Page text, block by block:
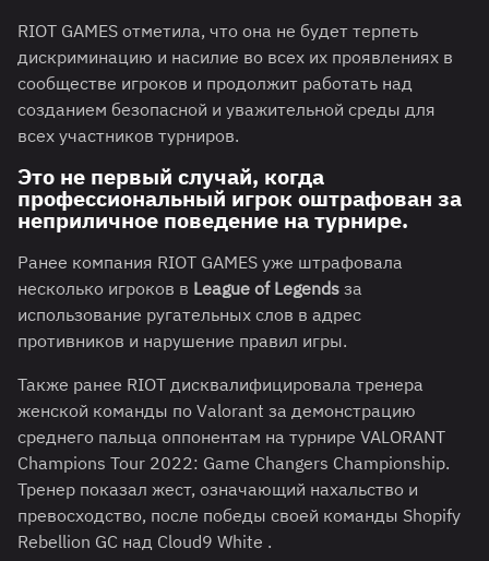
RIOT GAMES отметила, что она не будет терпеть
дискриминацию и насилие во всех их проявлениях в
сообществе игроков и продолжит работать над
созданием безопасной и уважительной среды для
всех участников турниров.
Это не первый случай, когда
профессиональный игрок оштрафован за
неприличное поведение на турнире.
Ранее компания RIOT GAMES уже штрафовала
несколько игроков в League of Legends за
использование ругательных слов в адрес
противников и нарушение правил игры.
Также ранее RIOT дисквалифицировала тренера
женской команды по Valorant за демонстрацию
среднего пальца оппонентам на турнире VALORANT
Champions Tour 2022: Game Changers Championship.
Тренер показал жест, означающий нахальство и
превосходство, после победы своей команды Shopify
Rebellion GC над Cloud9 White .